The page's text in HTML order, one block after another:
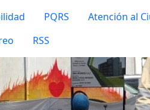
PQRS Atención al
RSS